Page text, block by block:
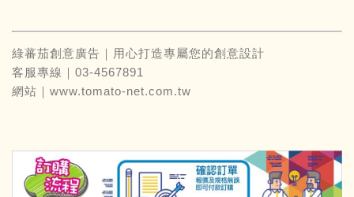
綠蕃茄創意廣告｜用心打造專屬您的創意設計
客服專線｜03-4567891
網站｜ www.tomato-net.com.tw